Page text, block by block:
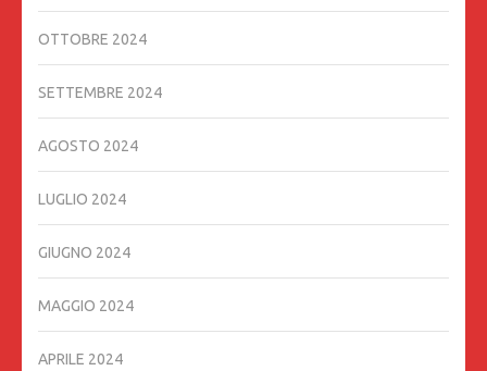
OTTOBRE 2024
SETTEMBRE 2024
AGOSTO 2024
LUGLIO 2024
GIUGNO 2024
MAGGIO 2024
APRILE 2024